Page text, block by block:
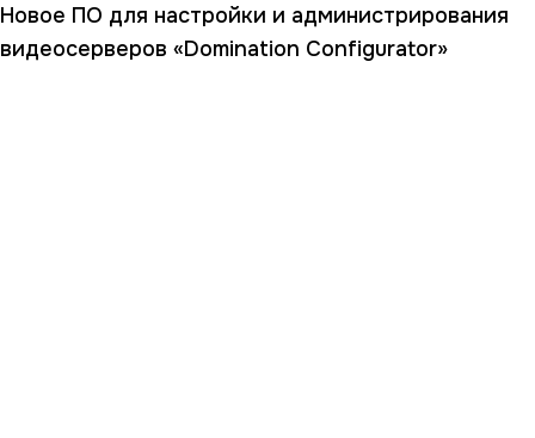
Новое ПО для настройки и администрирования
видеосерверов «Domination Configurator»